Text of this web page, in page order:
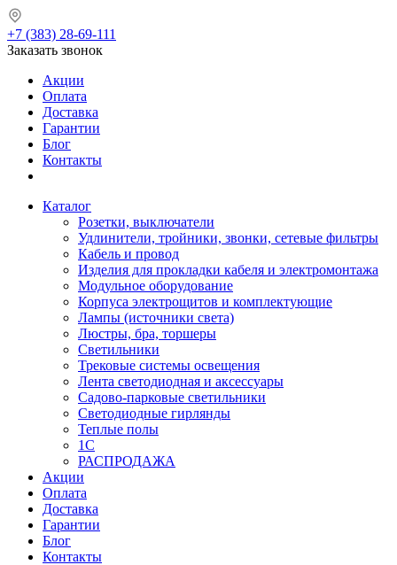
+7 (383) 28-69-111
Заказать звонок
Акции
Оплата
Доставка
Гарантии
Блог
Контакты
Каталог
Розетки, выключатели
Удлинители, тройники, звонки, сетевые фильтры
Кабель и провод
Изделия для прокладки кабеля и электромонтажа
Модульное оборудование
Корпуса электрощитов и комплектующие
Лампы (источники света)
Люстры, бра, торшеры
Светильники
Трековые системы освещения
Лента светодиодная и аксессуары
Садово-парковые светильники
Светодиодные гирлянды
Теплые полы
1С
РАСПРОДАЖА
Акции
Оплата
Доставка
Гарантии
Блог
Контакты